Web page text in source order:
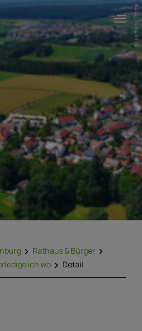
Karlheinz Thoma
Rathaus & Bürger
ich wo Detail